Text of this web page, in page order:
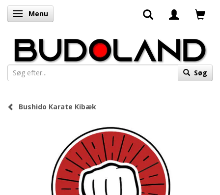
Skifte navigation
Menu
Søg
Bushido Karate Kibæk